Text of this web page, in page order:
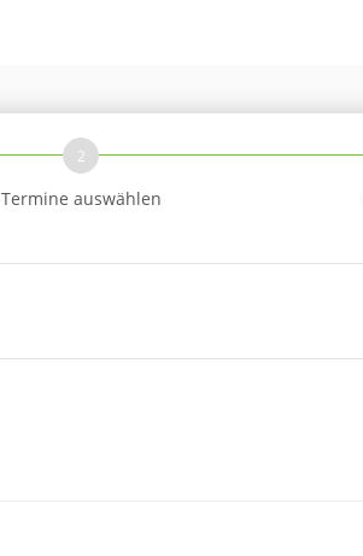
2
Termine auswählen